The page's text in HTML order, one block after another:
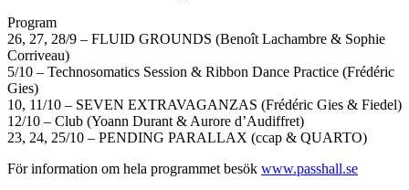
Program
26, 27, 28/9 – FLUID GROUNDS (Benoît Lachambre & Sophie
Corriveau)
5/10 – Technosomatics Session & Ribbon Dance Practice (Frédéric
Gies)
10, 11/10 – SEVEN EXTRAVAGANZAS (Frédéric Gies & Fiedel)
12/10 – Club (Yoann Durant & Aurore d’Audiffret)
23, 24, 25/10 – PENDING PARALLAX (ccap & QUARTO)
För information om hela programmet besök www.passhall.se